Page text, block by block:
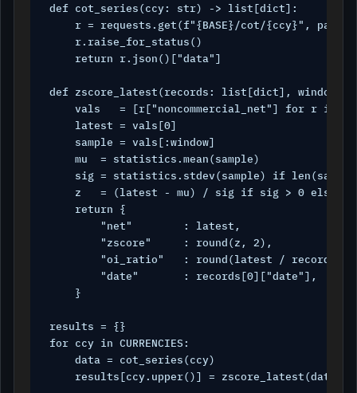
def cot_series(ccy: str) -> list[dict]:
r = requests.get(f"{BASE}/cot/{ccy}",
    r.raise_for_status()
    return r.json()["data"]
def zscore_latest(records: list[dict], window:
vals   = [r["noncommercial_net"] for r in
    latest = vals[0]
    sample = vals[:window]
    mu  = statistics.mean(sample)
sig = statistics.stdev(sample) if
z   = (latest - mu) / sig if sig > 0 else
    return {
        "net"        : latest,
        "zscore"     : round(z, 2),
"oi_ratio"   : round(latest /
        "date"       : records[0]["date"],
    }
results = {}
for ccy in CURRENCIES:
    data = cot_series(ccy)
    results[ccy.upper()] = zscore_latest(data)